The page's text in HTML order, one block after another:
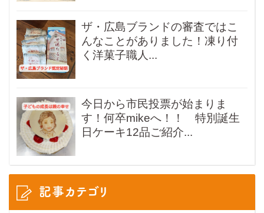
ザ・広島ブランドの審査ではこ
んなことがありました！凍り付
く洋菓子職人...
今日から市民投票が始まりま
す！何卒mikeへ！！ 特別誕生
日ケーキ12品ご紹介...
記事カテゴリ